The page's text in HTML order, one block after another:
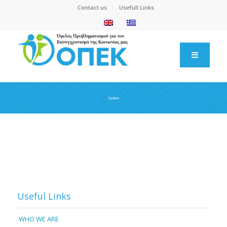
Contact us Usefull Links
Άρθρα
Useful Links
WHO WE ARE